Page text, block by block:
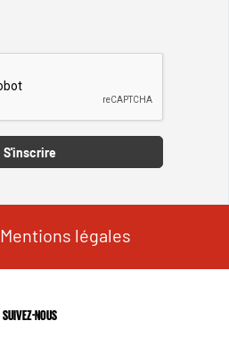
S'inscrire
Mentions légales
SUIVEZ-NOUS